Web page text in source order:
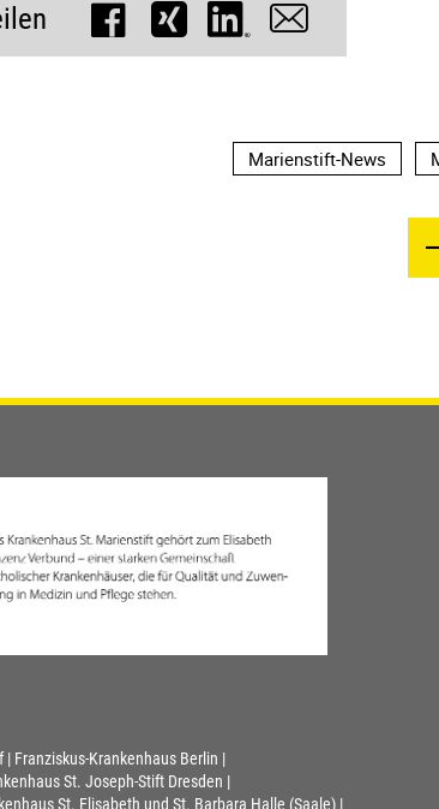
Marienstift-News
Franziskus-Krankenhaus Berlin
St. Joseph-Stift Dresden
St. Elisabeth und St. Barbara Halle (Saale)